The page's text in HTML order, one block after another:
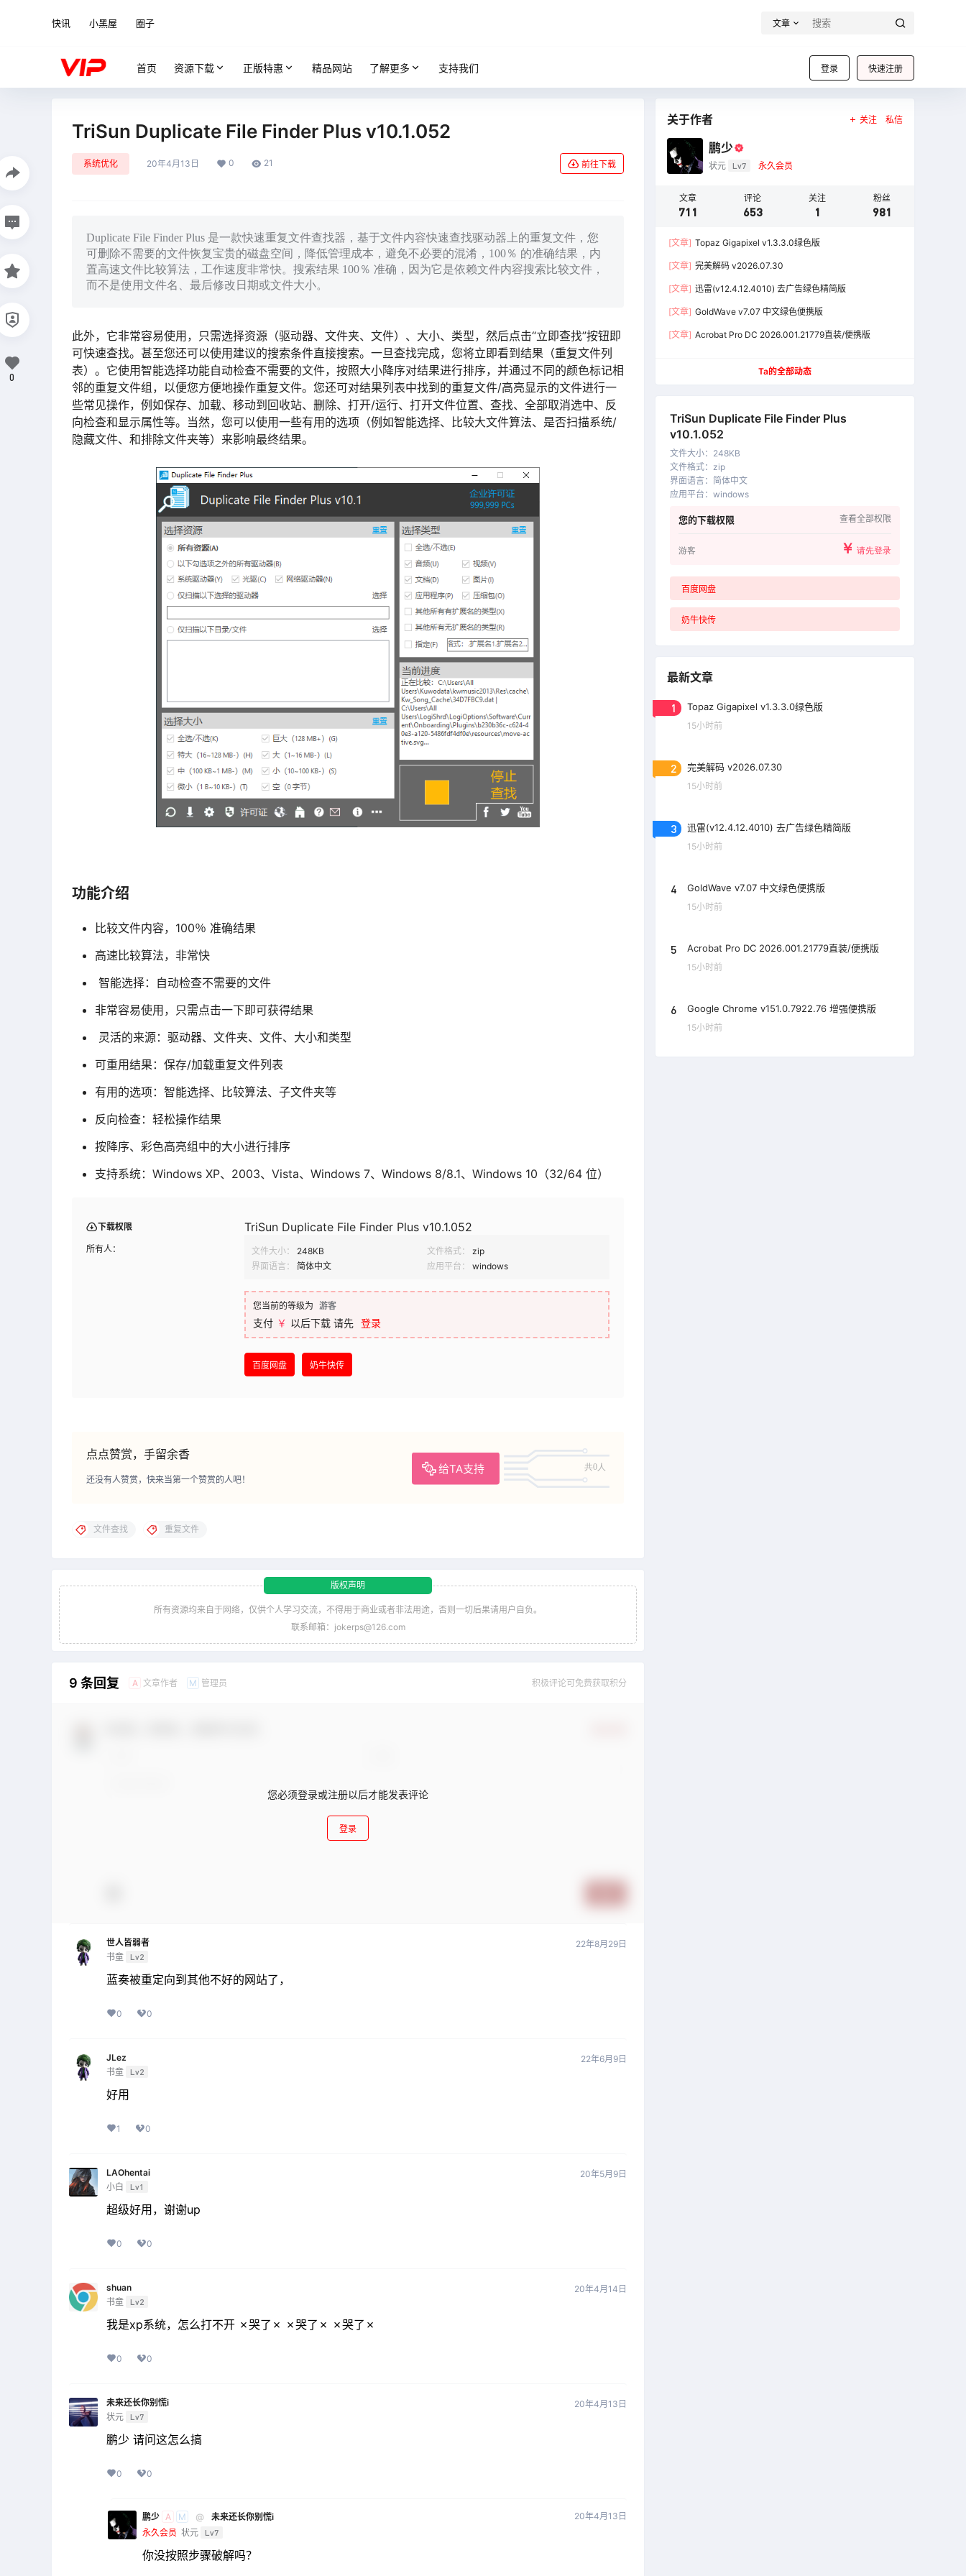
快讯 小黑屋 圈子 文章
登录 快速注册
首页 资源下载 正版特惠 精品网站 了解更多 支持我们
TriSun Duplicate File Finder Plus v10.1.052
系统优化 20年4月13日 0 21 前往下载
Duplicate File Finder Plus 是一款快速重复文件查找器，基于文件内容快速查找驱动器上的重复文件，您
可删除不需要的文件恢复宝贵的磁盘空间，降低管理成本，避免不必要的混淆，100％ 的准确结果，内
置高速文件比较算法，工作速度非常快。搜索结果 100％ 准确，因为它是依赖文件内容搜索比较文件，
而不是使用文件名、最后修改日期或文件大小。
此外，它非常容易使用，只需选择资源（驱动器、文件夹、文件）、大小、类型，然后点击“立即查找”按钮即
可快速查找。甚至您还可以使用建议的搜索条件直接搜索。一旦查找完成，您将立即看到结果（重复文件列
表）。它使用智能选择功能自动检查不需要的文件，按照大小降序对结果进行排序，并通过不同的颜色标记相
邻的重复文件组，以便您方便地操作重复文件。您还可对结果列表中找到的重复文件/高亮显示的文件进行一
些常见操作，例如保存、加载、移动到回收站、删除、打开/运行、打开文件位置、查找、全部取消选中、反
向检查和显示属性等。当然，您可以使用一些有用的选项（例如智能选择、比较大文件算法、是否扫描系统/
隐藏文件、和排除文件夹等）来影响最终结果。
功能介绍
比较文件内容，100％ 准确结果
高速比较算法，非常快
智能选择：自动检查不需要的文件
非常容易使用，只需点击一下即可获得结果
灵活的来源：驱动器、文件夹、文件、大小和类型
可重用结果：保存/加载重复文件列表
有用的选项：智能选择、比较算法、子文件夹等
反向检查：轻松操作结果
按降序、彩色高亮组中的大小进行排序
支持系统：Windows XP、2003、Vista、Windows 7、Windows 8/8.1、Windows 10（32/64 位）
下载权限
所有人：
TriSun Duplicate File Finder Plus v10.1.052
文件大小： 248KB 文件格式：
zip
界面语言：
简体中文 应用平台： windows
您当前的等级为 游客
支付 ￥ 以后下载 请先 登录
百度网盘 奶牛快传
点点赞赏，手留余香
给TA支持 共0人
还没有人赞赏，快来当第一个赞赏的人吧！
0
文件查找 重复文件
版权声明
所有资源均来自于网络，仅供个人学习交流，不得用于商业或者非法用途，否则一切后果请用户自负。
联系邮箱：jokerps@126.com
9 条回复 A 文章作者 M 管理员 积极评论可免费获取积分
您必须登录或注册以后才能发表评论
登录
世人皆弱者
书童 Lv2
22年8月29日
蓝奏被重定向到其他不好的网站了，
0 0
JLez
书童 Lv2
22年6月9日
好用
1 0
LAOhentai
小白
Lv1
20年5月9日
超级好用，谢谢up
0 0
shuan
书童 Lv2
20年4月14日
我是xp系统，怎么打不开 ✗哭了✗ ✗哭了✗ ✗哭了✗
0 0
未来还长你别慌i
状元 Lv7
20年4月13日
鹏少 请问这怎么搞
0 0
鹏少 A M @
未来还长你别慌i
永久会员 状元 Lv7
20年4月13日
你没按照步骤破解吗？
关于作者 关注 私信
鹏少
状元 Lv7 永久会员
文章
711
评论
653
关注
1
粉丝
981
[文章] Topaz Gigapixel v1.3.3.0绿色版
[文章] 完美解码 v2026.07.30
[文章] 迅雷(v12.4.12.4010) 去广告绿色精简版
[文章] GoldWave v7.07 中文绿色便携版
[文章] Acrobat Pro DC 2026.001.21779直装/便携版
Ta的全部动态
TriSun Duplicate File Finder Plus
v10.1.052
文件大小： 248KB
文件格式： zip
界面语言： 简体中文
应用平台 ： windows
您的下载权限 查看全部权限
游客 ￥ 请先登录
百度网盘
奶牛快传
最新文章
1 Topaz Gigapixel v1.3.3.0绿色版
15小时前
2 完美解码 v2026.07.30
15小时前
3 迅雷(v12.4.12.4010) 去广告绿色精简版
15小时前
4 GoldWave v7.07 中文绿色便携版
15小时前
5 Acrobat Pro DC 2026.001.21779直装/便携版
15小时前
6 Google Chrome v151.0.7922.76 增强便携版
15小时前